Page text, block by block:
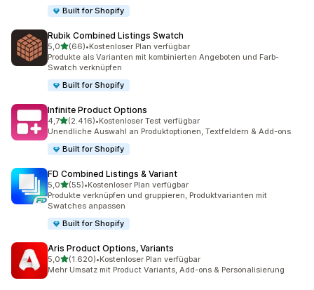
Built for Shopify
Rubik Combined Listings Swatch
5,0von 5 Sternen
(66)
66 Rezensionen insgesamt
•Kostenloser Plan verfügbar
Produkte als Varianten mit kombinierten Angeboten und Farb-
Swatch verknüpfen
Built for Shopify
Infinite Product Options
4,7von 5 Sternen
(2.416)
2416 Rezensionen insgesamt
•Kostenloser Test verfügbar
Unendliche Auswahl an Produktoptionen, Textfeldern & Add-ons
Built for Shopify
FD Combined Listings & Variant
5,0von 5 Sternen
(55)
55 Rezensionen insgesamt
•Kostenloser Plan verfügbar
Produkte verknüpfen und gruppieren, Produktvarianten mit
Swatches anpassen
Built for Shopify
Aris Product Options, Variants
5,0von 5 Sternen
(1.620)
1620 Rezensionen insgesamt
•Kostenloser Plan verfügbar
Mehr Umsatz mit Product Variants, Add-ons & Personalisierung